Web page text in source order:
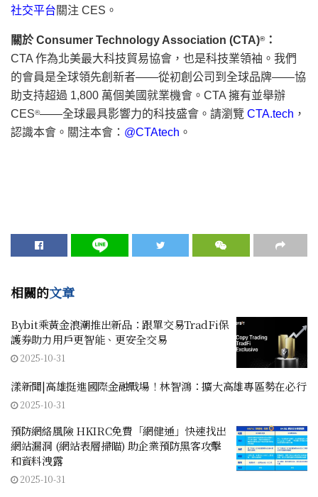
社交平台關注 CES。
關於 Consumer Technology Association (CTA)®：
CTA 作為北美最大科技貿易協會，也是科技業領袖。我們
的會員是全球領先創新者——從初創公司到全球品牌——協
助支持超過 1,800 萬個美國就業機會。CTA 擁有並舉辦
CES®——全球最具影響力的科技盛會。請瀏覽 CTA.tech ，
認識本會。關注本會： @CTAtech 。
相關的文章
Bybit乘黃金浪潮推出新品：跟單交易TradFi保
護券助力用戶更智能、更安全交易
2025-10-31
漾新聞|高雄挺進國際金融戰場！林智鴻：擴大高雄專區勢在必行
2025-10-31
預防網絡風險 HKIRC免費「網健通」快速找出
網站漏洞 (網站表層掃瞄) 助企業預防黑客攻擊
和資料洩露
2025-10-31